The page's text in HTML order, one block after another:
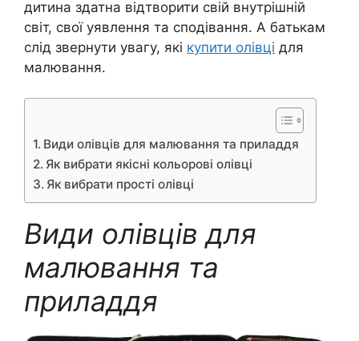
дитина здатна відтворити свій внутрішній
світ, свої уявлення та сподівання. А батькам
слід звернути увагу, які купити олівці для
малювання.
Види олівців для малювання та приладдя
Як вибрати якісні кольорові олівці
Як вибрати прості олівці
Види олівців для
малювання та
приладдя